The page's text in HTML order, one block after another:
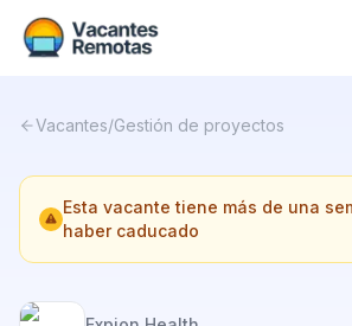
Nosotros
Contacto
Calculadora Freelance
Vacantes/Gestión de proyectos
Esta vacante tiene más de una
haber caducado